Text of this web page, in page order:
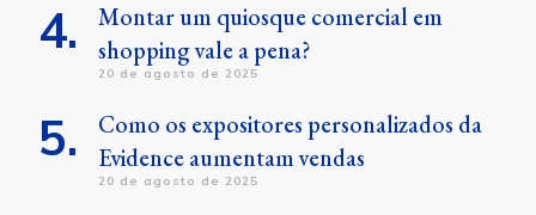
Montar um quiosque comercial em
shopping vale a pena?
20 de agosto de 2025
Como os expositores personalizados da
Evidence aumentam vendas
20 de agosto de 2025